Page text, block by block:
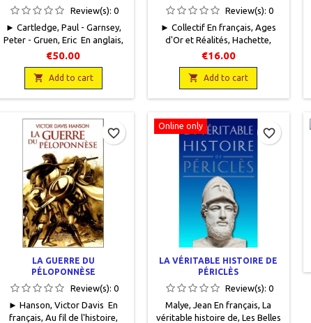
AND HISTORIOGRAPHY
Review(s): 0
► Cartledge, Paul - Garnsey,
Peter - Gruen, Eric En anglais,
University of California Press,
1997, 16 x 23,5, 319 pages,
relié, occasion. Comme neuf
avec sa jaquette éditeur.
€50.00
 Add to cart
Review(s):0
► Collectif En français, Ages
d'Or et Réalités, Hachette,
1965, 16 x 24,5, 298 pages,
relié, occasion.Très bon état.
Reliure éditeur simili cuir
bordeaux
€16.00
 Add to cart
LA GUERRE DU
PÉLOPONNÈSE
Review(s): 0
► Hanson, Victor Davis En
français, Au fil de l'histoire,
favorite_border
Online only
LA VÉRITABLE HISTOIRE DE
PÉRICLÈS
Review(s):0
Malye, Jean En français, La
véritable histoire de, Les Belles
favorite_border